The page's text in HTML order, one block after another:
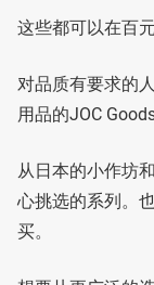
这些都可以在百
对品质有要求的
用品的JOC
从日本的小作坊
心挑选的系列。
买。